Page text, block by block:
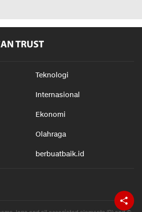
Teknologi
Internasional
Ekonomi
Olahraga
berbuatbaik.id